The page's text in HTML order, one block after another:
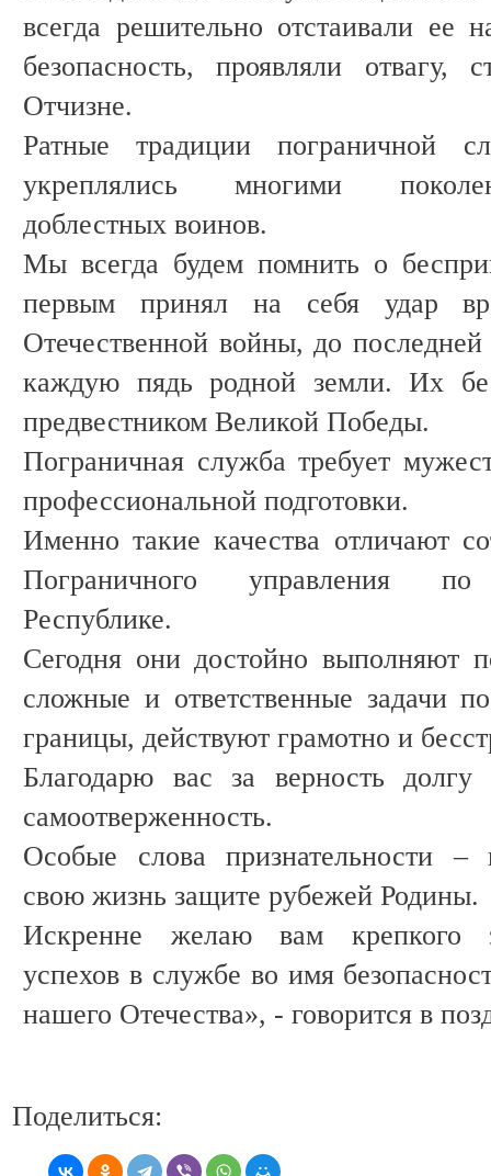
всегда решительно отстаивали ее
безопасность, проявляли отвагу,
Отчизне.
Ратные традиции пограничной
укреплялись многими
доблестных воинов.
Мы всегда будем помнить о
первым принял на себя удар
Отечественной войны, до
каждую пядь родной земли. Их
предвестником Великой Победы.
Пограничная служба требует
профессиональной подготовки.
Именно такие качества отличают
Пограничного управления по
Республике.
Сегодня они достойно выполняют
сложные и ответственные задачи
границы, действуют грамотно и
Благодарю вас за верность
самоотверженность.
Особые слова признательности –
свою жизнь защите рубежей Родины.
Искренне желаю вам крепкого
успехов в службе во имя
нашего Отечества», - говорится в
Поделиться: